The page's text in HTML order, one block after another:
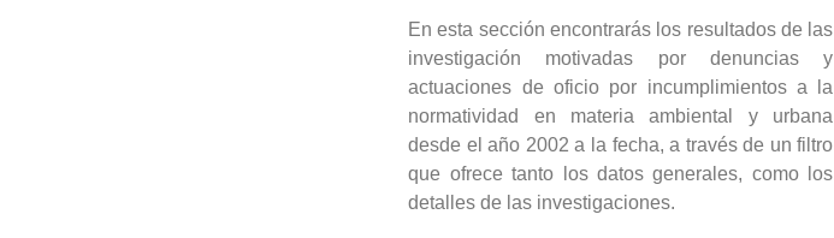
En esta sección encontrarás los resultados de las
investigación motivadas por denuncias y
actuaciones de oficio por incumplimientos a la
normatividad en materia ambiental y urbana
desde el año 2002 a la fecha, a través de un filtro
que ofrece tanto los datos generales, como los
detalles de las investigaciones.